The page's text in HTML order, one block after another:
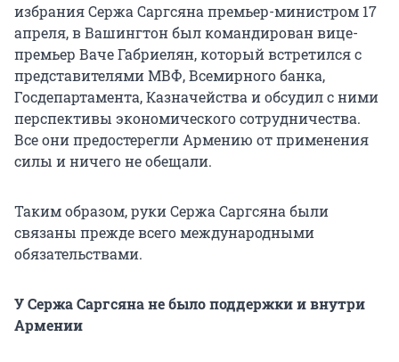
избрания Сержа Саргсяна премьер-министром 17
апреля, в Вашингтон был командирован вице-
премьер Ваче Габриелян, который встретился с
представителями МВФ, Всемирного банка,
Госдепартамента, Казначейства и обсудил с ними
перспективы экономического сотрудничества.
Все они предостерегли Армению от применения
силы и ничего не обещали.
Таким образом, руки Сержа Саргсяна были
связаны прежде всего международными
обязательствами.
У Сержа Саргсяна не было поддержки и внутри
Армении